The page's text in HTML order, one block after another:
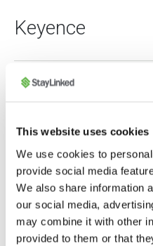
This website uses cookies
We use cookies to
provide social media
We also share information
our social media,
may combine it with other
provided to them or that
Keyence
Lexicon
M3Mobile
Newland